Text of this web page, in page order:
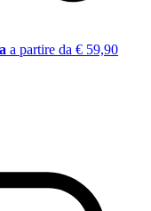
a partire da € 59,90